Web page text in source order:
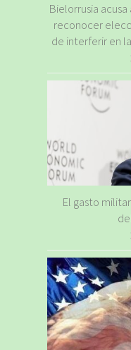
Bielorrusia
reconocer
de interferir en
El gasto